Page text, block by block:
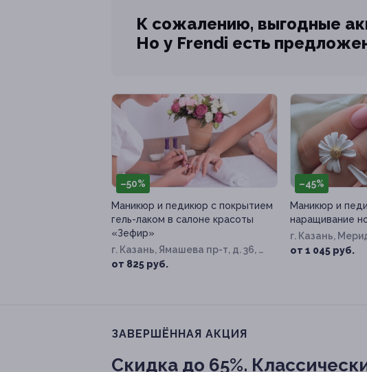
К сожалению, выгодные
Но у Frendi есть
–50%
Маникюр и педикюр с покрытием
гель-лаком в салоне красоты
«Зефир»
г. Казань, Ямашева пр-т, д. 36, к.
1
от 825 руб.
–45%
Маникюр и
наращивание
г. Казань,
от 1 045 руб.
ЗАВЕРШЁННАЯ АКЦИЯ
Скидка до 65%.